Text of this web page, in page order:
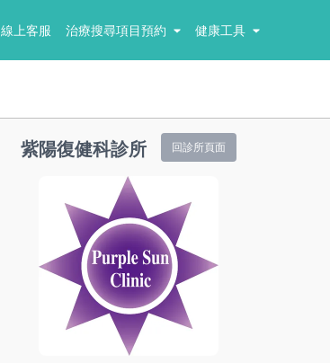
線上客服 治療搜尋項目預約 健康工具
紫陽復健科診所 回診所頁面